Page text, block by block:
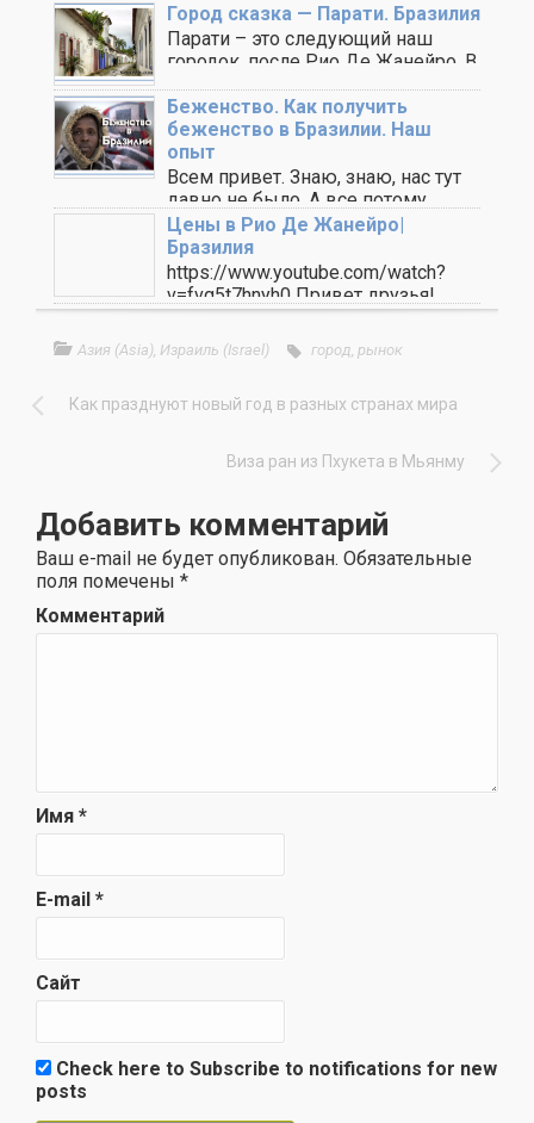
Город сказка — Парати. Бразилия
Парати – это следующий наш
городок, после Рио Де Жанейро. В
Беженство. Как получить
беженство в Бразилии. Наш
опыт
Всем привет. Знаю, знаю, нас тут
давно не было. А все потому, ..
Цены в Рио Де Жанейро|
Бразилия
https://www.youtube.com/watch?
v=fvg5t7hnyh0 Привет друзья!
Сегодня мы немного поговорим о
ценах в Рио Де Жанейро. ..
Азия (Asia) Израиль (Israel) город рынок
Как празднуют новый год в разных странах мира
Виза ран из Пхукета в Мьянму
Добавить комментарий
Ваш e-mail не будет опубликован. Обязательные
поля помечены *
Комментарий
Имя *
E-mail *
Сайт
Check here to Subscribe to notifications for new
posts